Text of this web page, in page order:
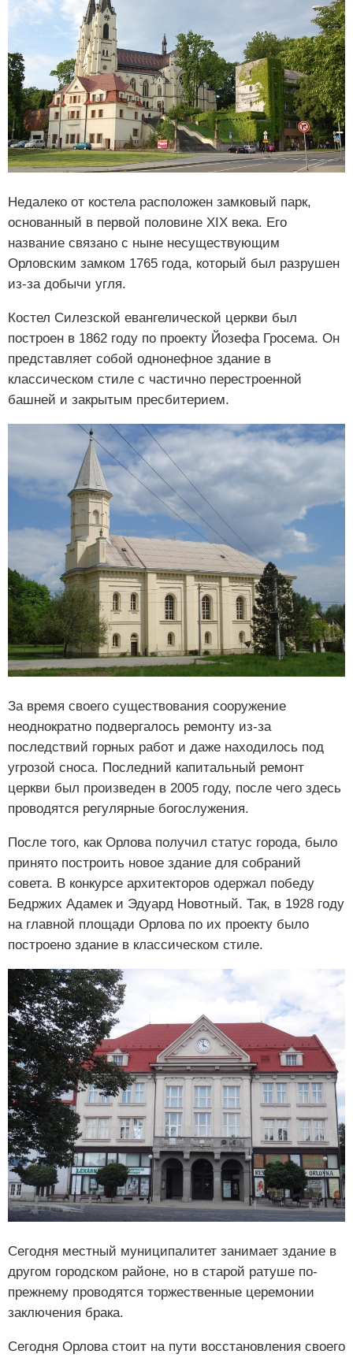
Недалеко от костела расположен замковый парк,
основанный в первой половине XIX века. Его
название связано с ныне несуществующим
Орловским замком 1765 года, который был разрушен
из-за добычи угля.
Костел Силезской евангелической церкви был
построен в 1862 году по проекту Йозефа Гросема. Он
представляет собой однонефное здание в
классическом стиле с частично перестроенной
башней и закрытым пресбитерием.
За время своего существования сооружение
неоднократно подвергалось ремонту из-за
последствий горных работ и даже находилось под
угрозой сноса. Последний капитальный ремонт
церкви был произведен в 2005 году, после чего здесь
проводятся регулярные богослужения.
После того, как Орлова получил статус города, было
принято построить новое здание для собраний
совета. В конкурсе архитекторов одержал победу
Бедржих Адамек и Эдуард Новотный. Так, в 1928 году
на главной площади Орлова по их проекту было
построено здание в классическом стиле.
Сегодня местный муниципалитет занимает здание в
другом городском районе, но в старой ратуше по-
прежнему проводятся торжественные церемонии
заключения брака.
Сегодня Орлова стоит на пути восстановления своего